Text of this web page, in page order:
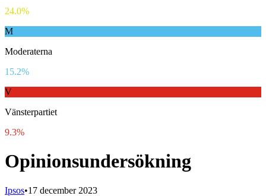
24.0%
M
Moderaterna
15.2%
V
Vänsterpartiet
9.3%
Opinionsundersökning
Ipsos•17 december 2023